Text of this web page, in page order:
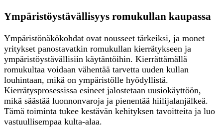
Ympäristöystävällisyys romukullan kaupassa
Ympäristönäkökohdat ovat nousseet tärkeiksi, ja monet
yritykset panostavatkin romukullan kierrätykseen ja
ympäristöystävällisiin käytäntöihin. Kierrättämällä
romukultaa voidaan vähentää tarvetta uuden kullan
louhintaan, mikä on ympäristölle hyödyllistä.
Kierrätysprosessissa esineet jalostetaan uusiokäyttöön,
mikä säästää luonnonvaroja ja pienentää hiilijalanjälkeä.
Tämä toiminta tukee kestävän kehityksen tavoitteita ja luo
vastuullisempaa kulta-alaa.